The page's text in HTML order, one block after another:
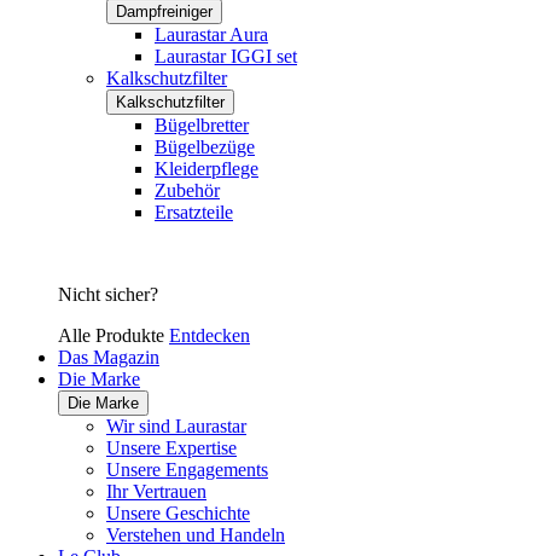
Dampfreiniger
Laurastar Aura
Laurastar IGGI set
Kalkschutzfilter
Kalkschutzfilter
Bügelbretter
Bügelbezüge
Kleiderpflege
Zubehör
Ersatzteile
Nicht sicher?
Alle Produkte Entdecken
Das Magazin
Die Marke
Die Marke
Wir sind Laurastar
Unsere Expertise
Unsere Engagements
Ihr Vertrauen
Unsere Geschichte
Verstehen und Handeln